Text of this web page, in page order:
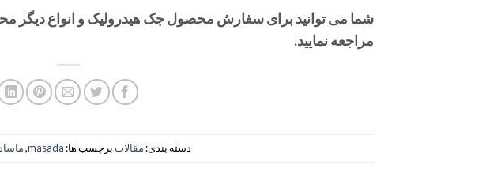
شما می توانید برای سفارش محصول جک هیدرولیک و انواع دیگر
مراجعه نمایید.
دسته بندی: مقالاتبرچسب ها: masada
,